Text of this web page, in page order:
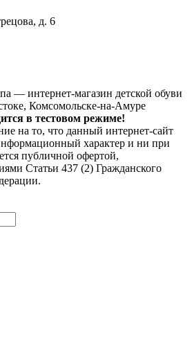
д. 6
— интернет-магазин детской обуви
Комсомольске-на-Амуре
в тестовом режиме!
на то, что данный интернет-сайт
характер и ни при
публичной офертой,
Статьи 437 (2) Гражданского